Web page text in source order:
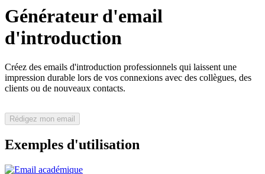
Générateur d'email
d'introduction
Créez des emails d'introduction professionnels qui laissent une
impression durable lors de vos connexions avec des collègues, des
clients ou de nouveaux contacts.
Rédigez mon email
Exemples d'utilisation